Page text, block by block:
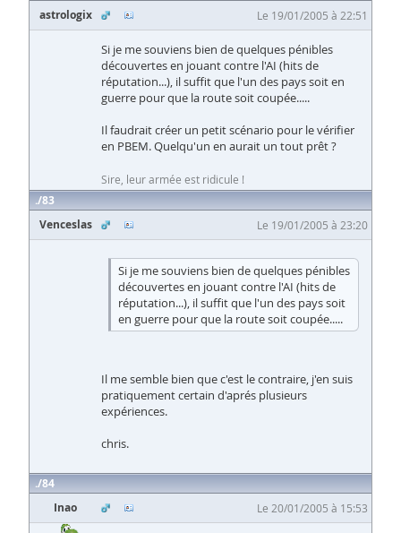
astrologix Le 19/01/2005 à 22:51
Si je me souviens bien de quelques pénibles
découvertes en jouant contre l'AI (hits de
réputation...), il suffit que l'un des pays soit en
guerre pour que la route soit coupée.....
Il faudrait créer un petit scénario pour le vérifier
en PBEM. Quelqu'un en aurait un tout prêt ?
Sire, leur armée est ridicule !
83
Venceslas
Le 19/01/2005 à 23:20
Si je me souviens bien de quelques pénibles
découvertes en jouant contre l'AI (hits de
réputation...), il suffit que l'un des pays soit
en guerre pour que la route soit coupée.....
Il me semble bien que c'est le contraire, j'en suis
pratiquement certain d'aprés plusieurs
expériences.
chris.
84
Inao
Le 20/01/2005 à 15:53